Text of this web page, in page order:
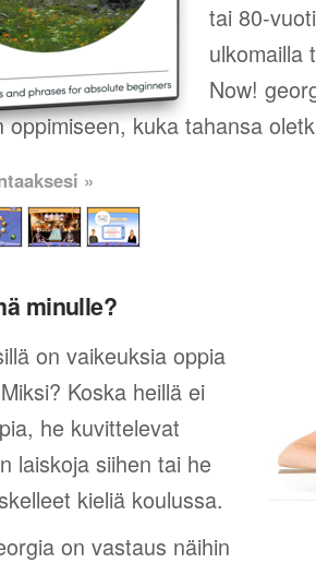
tai 80-
ulkomailla
Now!
oppimiseen, kuka tahansa
»
minulle?
on vaikeuksia oppia
Koska heillä ei
he kuvittelevat
laiskoja siihen tai he
kieliä koulussa.
on vastaus näihin